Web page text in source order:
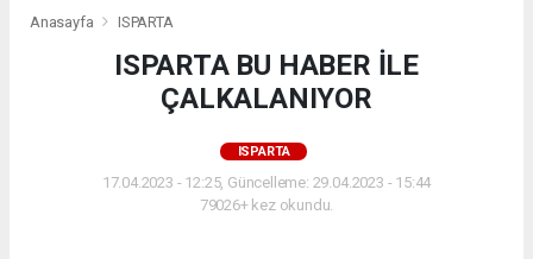
Anasayfa ISPARTA
ISPARTA BU HABER İLE
ÇALKALANIYOR
ISPARTA
17.04.2023 - 12:25, Güncelleme: 29.04.2023 - 15:44
79026+ kez okundu.